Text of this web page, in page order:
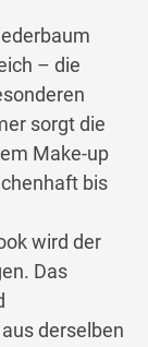
– die
sorgt die
Make-up
bis
wird der
Das
derselben